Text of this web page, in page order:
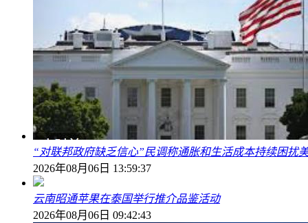
“对联邦政府缺乏信心”民调称通胀和生活成本持续困扰
2026年08月06日 13:59:37
云南昭通苹果在泰国举行推介品鉴活动
2026年08月06日 09:42:43